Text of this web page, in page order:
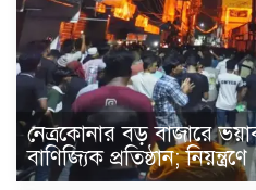
নেত্রকোনার বড় বাজারে
বাণিজ্যিক প্রতিষ্ঠান;